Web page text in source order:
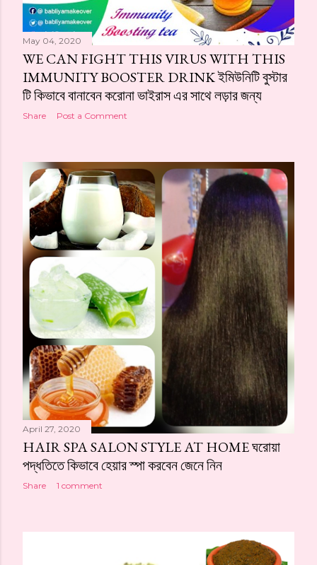
May 04, 2020
WE CAN FIGHT THIS VIRUS WITH THIS
IMMUNITY BOOSTER DRINK ইমিউনিটি বুস্টার
টি কিভাবে বানাবেন করোনা ভাইরাস এর সাথে লড়ার জন্য
Share Post a Comment
April 27, 2020
HAIR SPA SALON STYLE AT HOME ঘরোয়া
পদ্ধতিতে কিভাবে হেয়ার স্পা করবেন জেনে নিন
Share 1 comment